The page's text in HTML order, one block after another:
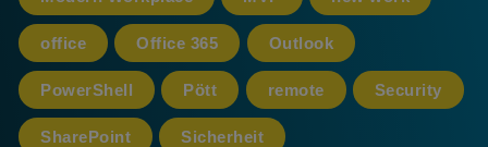
office Office 365 Outlook
PowerShell Pött remote Security
SharePoint Sicherheit